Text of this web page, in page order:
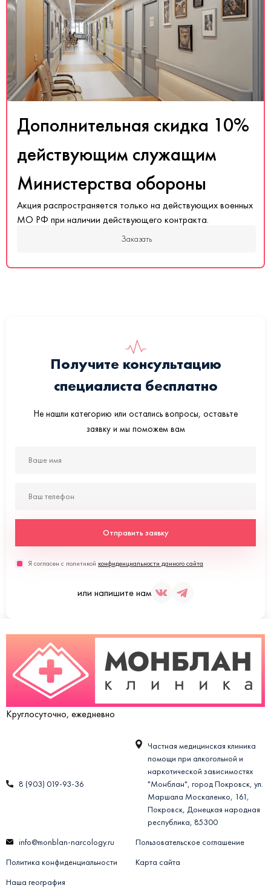
Дополнительная скидка 10%
действующим служащим
Министерства обороны
Акция распространяется только на действующих военных
МО РФ при наличии действующего контракта.
Заказать
Получите консультацию
специалиста бесплатно
Не нашли категорию или остались вопросы, оставьте
заявку и мы поможем вам
Отправить заявку
Я согласен с политикой конфиденциальности данного сайта
или напишите нам
Круглосуточно, ежедневно
8 (903) 019-93-36
Частная медицинская клиника
помощи при алкогольной и
наркотической зависимостях
"Монблан", город Покровск, ул.
Маршала Москаленко, 161,
Покровск, Донецкая народная
республика, 85300
info@monblan-narcology.ru
Пользовательское соглашение
Политика конфиденциальности
Карта сайта
Наша география